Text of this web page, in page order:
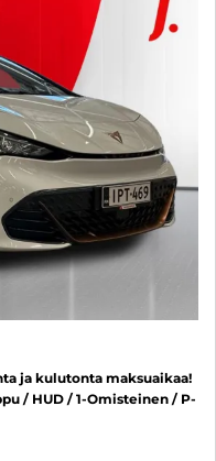
ja kulutonta maksuaikaa!
/ HUD / 1-Omisteinen / P-